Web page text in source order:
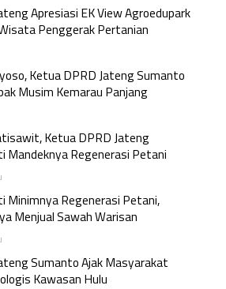
Apresiasi EK View Agroedupark
Penggerak Pertanian
Ketua DPRD Jateng Sumanto
Musim Kemarau Panjang
Ketua DPRD Jateng
Mandeknya Regenerasi Petani
Minimnya Regenerasi Petani,
Menjual Sawah Warisan
Sumanto Ajak Masyarakat
Kawasan Hulu